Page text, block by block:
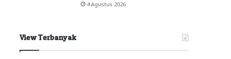
4 Agustus 2026
View Terbanyak